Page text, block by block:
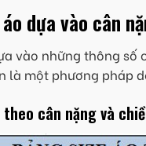
dựa vào cân
vào những thông số
là một phương pháp
theo cân nặng và